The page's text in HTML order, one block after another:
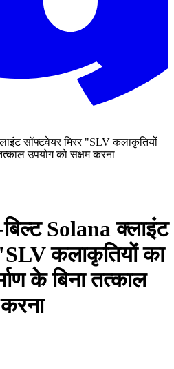
सॉफ्टवेयर मिरर "SLV कलाकृतियों
उपयोग को सक्षम करना
Solana क्लाइंट
कलाकृतियों का
के बिना तत्काल